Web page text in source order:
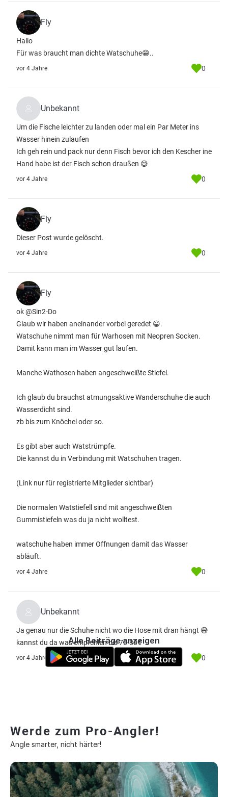
Fly
Hallo
Für was braucht man dichte Watschuhe😁..
vor 4 Jahre 0
Unbekannt
Um die Fische leichter zu landen oder mal ein Par Meter ins
Wasser hinein zulaufen
Ich geh rein und pack nur denn Fisch bevor ich den Kescher ine
Hand habe ist der Fisch schon draußen 😅
vor 4 Jahre 0
Fly
Dieser Post wurde gelöscht.
vor 4 Jahre 0
Fly
ok @Sin2-Do
Glaub wir haben aneinander vorbei geredet 😁.
Watschuhe nimmt man für Warhosen mit Neopren Socken.
Damit kann man im Wasser gut laufen.
Manche Wathosen haben angeschweißte Stiefel.
Ich glaub du brauchst atmungsaktive Wanderschuhe die auch
Wasserdicht sind.
zb bis zum Knöchel oder so.
Es gibt aber auch Watstrümpfe.
Die kannst du in Verbindung mit Watschuhen tragen.
(Link nur für registrierte Mitglieder sichtbar)
Die normalen Watstiefell sind mit angeschweißten
Gummistiefeln was du ja nicht wolltest.
watschuhe haben immer Offnungen damit das Wasser
abläuft.
vor 4 Jahre 0
Unbekannt
Ja genau nur die Schuhe nicht wo die Hose mit dran hängt 😅
kannst du da was empfehlen bis 70-80€
vor 4 Jahre 0
Alle Beiträge anzeigen
Werde zum Pro-Angler!
Angle smarter, nicht härter!